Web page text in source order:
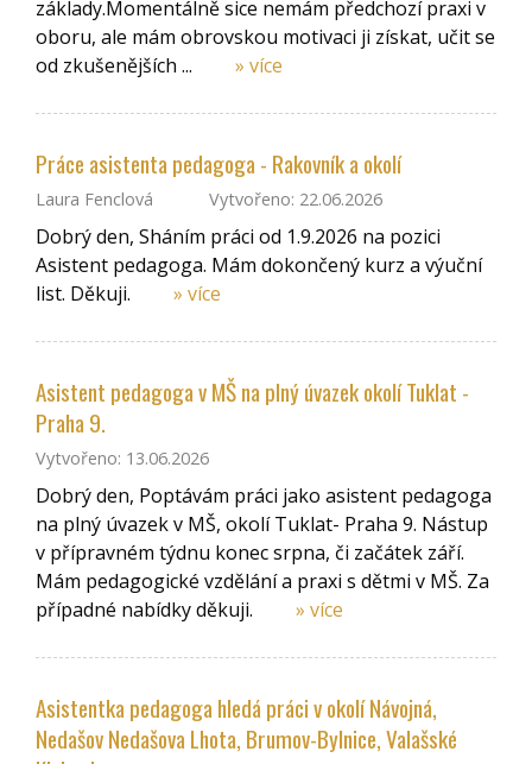
základy.Momentálně sice nemám předchozí praxi v
oboru, ale mám obrovskou motivaci ji získat, učit se
od zkušenějších ...
» více
Práce asistenta pedagoga - Rakovník a okolí
Laura Fenclová Vytvořeno: 22.06.2026
Dobrý den, Sháním práci od 1.9.2026 na pozici
Asistent pedagoga. Mám dokončený kurz a výuční
list. Děkuji.
» více
Asistent pedagoga v MŠ na plný úvazek okolí Tuklat -
Praha 9.
Vytvořeno: 13.06.2026
Dobrý den, Poptávám práci jako asistent pedagoga
na plný úvazek v MŠ, okolí Tuklat- Praha 9. Nástup
v přípravném týdnu konec srpna, či začátek září.
Mám pedagogické vzdělání a praxi s dětmi v MŠ. Za
případné nabídky děkuji.
» více
Asistentka pedagoga hledá práci v okolí Návojná,
Nedašov Nedašova Lhota, Brumov-Bylnice, Valašské